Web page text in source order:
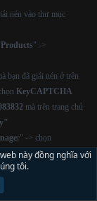
nén vào thư mục
" ->
bạn đã giải nén ở trên
KeyCAPTCHA
mà trên trang chủ
r" -> chọn
này đồng nghĩa với
tôi.